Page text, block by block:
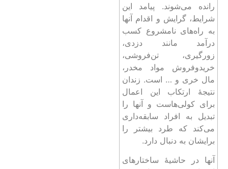
رانده می‌شوند. پیامد این
شرایط، گرایش و اقدام آنها
به راه‌های نامشروع کسب
درآمد مانند دزدی،
زورگیری، تن‌فروشی،
خریدوفروش مواد مخدر،
مال‌ خری و … است. زندان
نتیجۀ ارتکاب این اعمال
برای کولی‌هاست و آنها را
تبدیل به افراد سابقه‌داری
می‌کند که طرد بیشتر را
برایشان به دنبال دارد.
آنها در حاشیۀ ساختارهای